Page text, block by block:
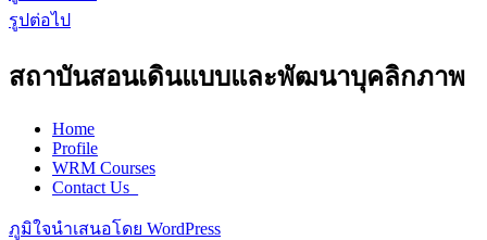
รูปต่อไป
สถาบันสอนเดินแบบและพัฒนาบุคลิกภาพ
Home
Profile
WRM Courses
Contact Us_
ภูมิใจนำเสนอโดย WordPress